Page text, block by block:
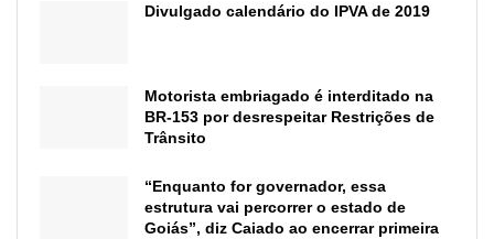
Divulgado calendário do IPVA de 2019
Motorista embriagado é interditado na
BR-153 por desrespeitar Restrições de
Trânsito
“Enquanto for governador, essa
estrutura vai percorrer o estado de
Goiás”, diz Caiado ao encerrar primeira